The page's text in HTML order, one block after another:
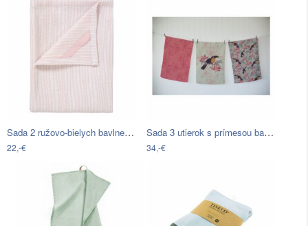
Sada 2 ružovo-bielych bavlnených…
22,-€
Sada 3 utierok s prímesou bavlny Madre…
34,-€